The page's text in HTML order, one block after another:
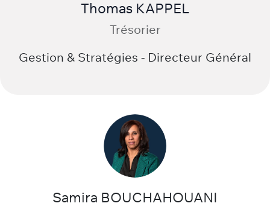
Thomas KAPPEL
Trésorier
Gestion & Stratégies - Directeur Général
Samira BOUCHAHOUANI